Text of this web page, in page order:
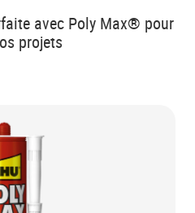
avec Poly Max® pour
projets